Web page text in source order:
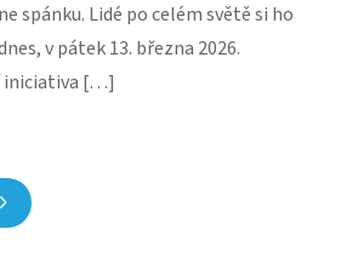
spánku. Lidé po celém světě si ho
v pátek 13. března 2026.
iniciativa […]